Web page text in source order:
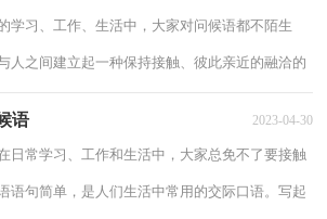
学习、工作、生活中，大家对问候语都不陌生
人之间建立起一种保持接触、彼此亲近的融洽的
语 2023-04-30
日常学习、工作和生活中，大家总免不了要接触
语句简单，是人们生活中常用的交际口语。写起